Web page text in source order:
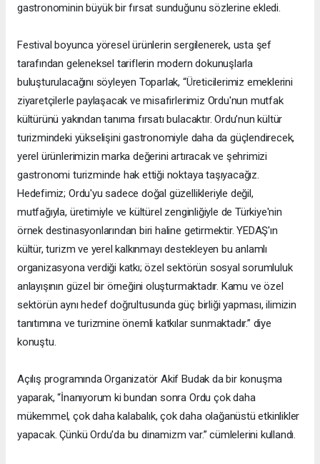
gastronominin büyük bir fırsat sunduğunu sözlerine ekledi.
Festival boyunca yöresel ürünlerin sergilenerek, usta şef
tarafından geleneksel tariflerin modern dokunuşlarla
buluşturulacağını söyleyen Toparlak, “Üreticilerimiz emeklerini
ziyaretçilerle paylaşacak ve misafirlerimiz Ordu'nun mutfak
kültürünü yakından tanıma fırsatı bulacaktır. Ordu’nun kültür
turizmindeki yükselişini gastronomiyle daha da güçlendirecek,
yerel ürünlerimizin marka değerini artıracak ve şehrimizi
gastronomi turizminde hak ettiği noktaya taşıyacağız.
Hedefimiz; Ordu'yu sadece doğal güzellikleriyle değil,
mutfağıyla, üretimiyle ve kültürel zenginliğiyle de Türkiye'nin
örnek destinasyonlarından biri haline getirmektir. YEDAŞ'ın
kültür, turizm ve yerel kalkınmayı destekleyen bu anlamlı
organizasyona verdiği katkı; özel sektörün sosyal sorumluluk
anlayışının güzel bir örneğini oluşturmaktadır. Kamu ve özel
sektörün aynı hedef doğrultusunda güç birliği yapması, ilimizin
tanıtımına ve turizmine önemli katkılar sunmaktadır.” diye
konuştu.
Açılış programında Organizatör Akif Budak da bir konuşma
yaparak, “İnanıyorum ki bundan sonra Ordu çok daha
mükemmel, çok daha kalabalık, çok daha olağanüstü etkinlikler
yapacak. Çünkü Ordu'da bu dinamizm var.” cümlelerini kullandı.